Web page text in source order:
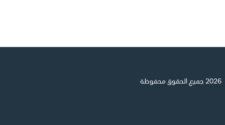
2026 جميع الحقوق محفوظة